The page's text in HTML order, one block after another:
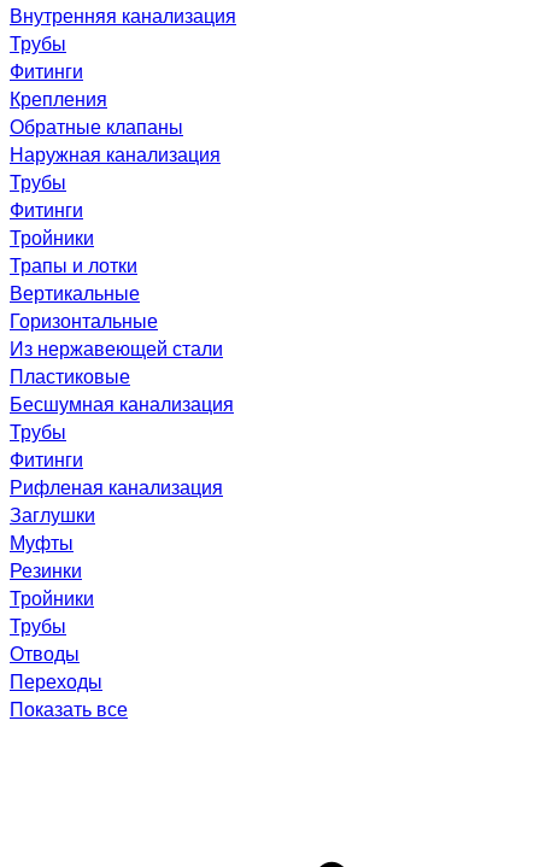
Внутренняя канализация
Трубы
Фитинги
Крепления
Обратные клапаны
Наружная канализация
Трубы
Фитинги
Тройники
Трапы и лотки
Вертикальные
Горизонтальные
Из нержавеющей стали
Пластиковые
Бесшумная канализация
Трубы
Фитинги
Рифленая канализация
Заглушки
Муфты
Резинки
Тройники
Трубы
Отводы
Переходы
Показать все